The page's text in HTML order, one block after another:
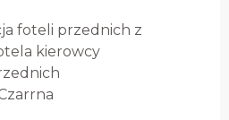
foteli przednich z
kierowcy